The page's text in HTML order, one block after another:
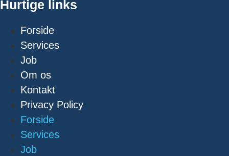
Hurtige links
Forside
Services
Job
Om os
Kontakt
Privacy Policy
Forside
Services
Job